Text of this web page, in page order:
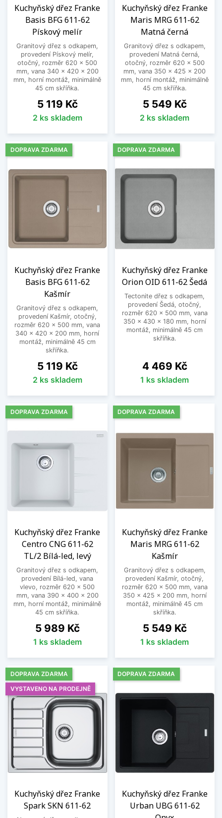
Kuchyňský dřez Franke
Basis BFG 611-62
Pískový melír
Granitový dřez s odkapem,
provedení Pískový melír,
otočný, rozměr 620 x 500
mm, vana 340 x 420 x 200
mm, horní montáž, minimálně
45 cm skříňka.
Cena
5 119 Kč
2 ks skladem
Kuchyňský dřez Franke
Maris MRG 611-62
Matná černá
Granitový dřez s odkapem,
provedení Matná černá,
otočný, rozměr 620 x 500
mm, vana 350 x 425 x 200
mm, horní montáž, minimálně
45 cm skříňka.
Cena
5 549 Kč
2 ks skladem
Kuchyňský dřez Franke
Basis BFG 611-62
Kašmír
Granitový dřez s odkapem,
provedení Kašmír, otočný,
rozměr 620 x 500 mm, vana
340 x 420 x 200 mm, horní
montáž, minimálně 45 cm
skříňka.
Cena
5 119 Kč
2 ks skladem
DOPRAVA ZDARMA
Kuchyňský dřez Franke
Orion OID 611-62 Šedá
Tectonite dřez s odkapem,
provedení Šedá, otočný,
rozměr 620 x 500 mm, vana
350 x 430 x 180 mm, horní
montáž, minimálně 45 cm
skříňka.
Cena
4 469 Kč
1 ks skladem
DOPRAVA ZDARMA
Kuchyňský dřez Franke
Centro CNG 611-62
TL/2 Bílá-led, levý
Granitový dřez s odkapem,
provedení Bílá-led, vana
vlevo, rozměr 620 x 500
mm, vana 390 x 400 x 200
mm, horní montáž, minimálně
45 cm skříňka.
Cena
5 989 Kč
1 ks skladem
DOPRAVA ZDARMA
Kuchyňský dřez Franke
Maris MRG 611-62
Kašmír
Granitový dřez s odkapem,
provedení Kašmír, otočný,
rozměr 620 x 500 mm, vana
350 x 425 x 200 mm, horní
montáž, minimálně 45 cm
skříňka.
Cena
5 549 Kč
1 ks skladem
DOPRAVA ZDARMA
Kuchyňský dřez Franke
Spark SKN 611-62
DOPRAVA ZDARMA
VYSTAVENO NA PRODEJNĚ
Kuchyňský dřez Franke
Urban UBG 611-62
DOPRAVA ZDARMA